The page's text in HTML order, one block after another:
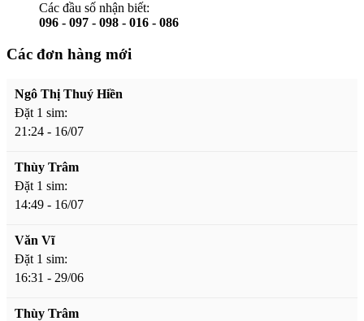
Các đầu số nhận biết:
096 - 097 - 098 - 016 - 086
Các đơn hàng mới
Ngô Thị Thuý Hiền
Đặt 1 sim:
21:24 - 16/07
Thùy Trâm
Đặt 1 sim:
14:49 - 16/07
Văn Vĩ
Đặt 1 sim:
16:31 - 29/06
Thùy Trâm